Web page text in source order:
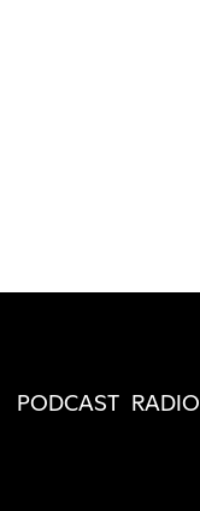
PODCAST RADIO